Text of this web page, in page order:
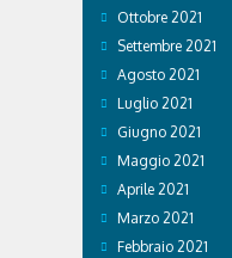
Ottobre 2021
Settembre 2021
Agosto 2021
Luglio 2021
Giugno 2021
Maggio 2021
Aprile 2021
Marzo 2021
Febbraio 2021